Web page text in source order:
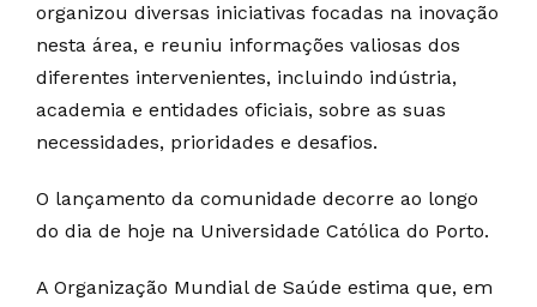
organizou diversas iniciativas focadas na inovação
nesta área, e reuniu informações valiosas dos
diferentes intervenientes, incluindo indústria,
academia e entidades oficiais, sobre as suas
necessidades, prioridades e desafios.
O lançamento da comunidade decorre ao longo
do dia de hoje na Universidade Católica do Porto.
A Organização Mundial de Saúde estima que, em